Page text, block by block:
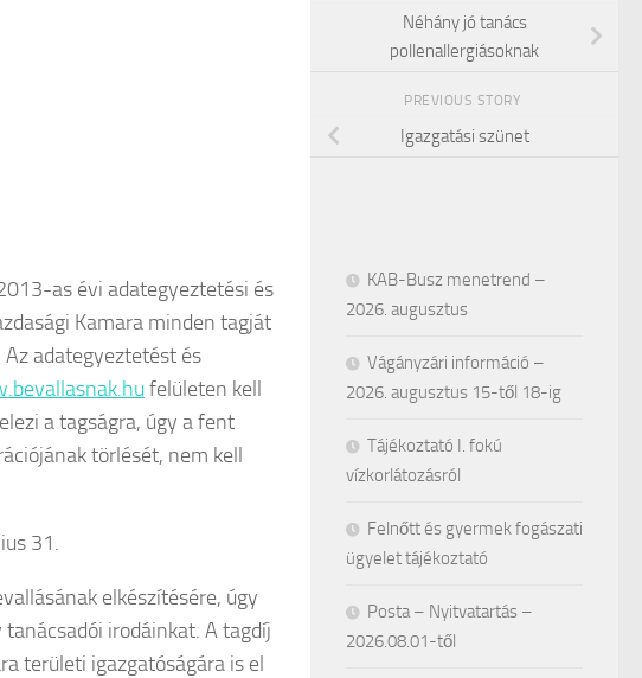
as évi adategyeztetési és
Kamara minden tagját
adategyeztetést és
felületen kell
a tagságra, úgy a fent
törlését, nem kell
31.
elkészítésére, úgy
irodáinkat. A tagdíj
területi igazgatóságára is el
Néhány jó tanács
pollenallergiásoknak
PREVIOUS STORY
Igazgatási szünet
KAB-Busz menetrend –
2026. augusztus
Vágányzári információ –
2026. augusztus 15-től 18-ig
Tájékoztató I. fokú
vízkorlátozásról
Felnőtt és gyermek fogászati
ügyelet tájékoztató
Posta – Nyitvatartás –
2026.08.01-től